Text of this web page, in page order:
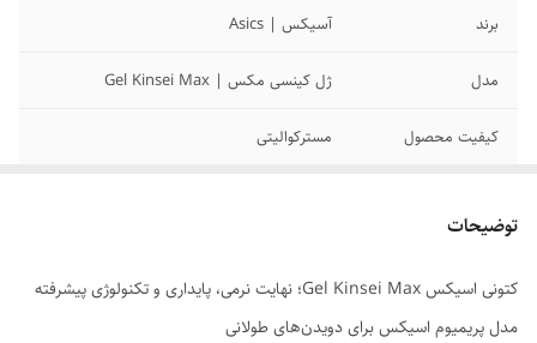
برند آسیکس | Asics
مدل ژل کینسی مکس | Gel Kinsei Max
کیفیت محصول مسترکوالیتی
توضیحات
کتونی اسیکس Gel Kinsei Max؛ نهایت نرمی، پایداری و تکنولوژی پیشرفته
مدل پریمیوم اسیکس برای دویدن‌های طولانی